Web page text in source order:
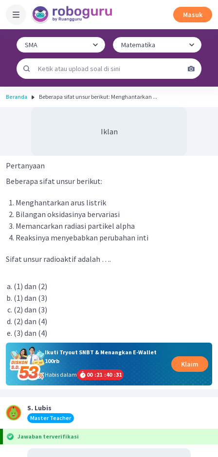
Masuk
Beranda Beberapa sifat unsur berikut: Menghantarkan ...
Iklan
Pertanyaan
Beberapa sifat unsur berikut:
Menghantarkan arus listrik
Bilangan oksidasinya bervariasi
Memancarkan radiasi partikel alpha
Reaksinya menyebabkan perubahan inti
Sifat unsur radioaktif adalah ….
(1) dan (2)
(1) dan (3)
(2) dan (3)
(2) dan (4)
(3) dan (4)
Ikuti Tryout SNBT & Menangkan E-Wallet
100rb
Habis dalam
00 :21 :40 :31
Klaim
S. Lubis
Master Teacher
Jawaban terverifikasi